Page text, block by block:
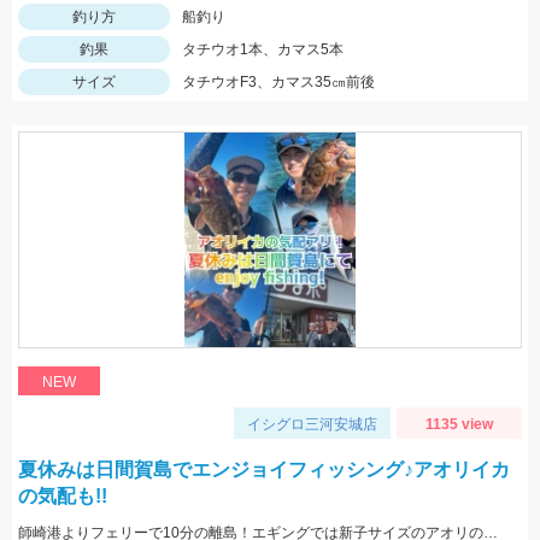
釣り方
船釣り
釣果
タチウオ1本、カマス5本
サイズ
タチウオF3、カマス35㎝前後
NEW
イシグロ三河安城店 1135 view
夏休みは日間賀島でエンジョイフィッシング♪アオリイカ
の気配も!!
師崎港よりフェリーで10分の離島！エギングでは新子サイズのアオリのチェイス多数！ロックフィッシュは足元を10ｇの根魚玉で狙うと効果的♪カバスキャでも釣果あり！